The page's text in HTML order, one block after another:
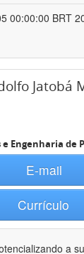
00:00:00 BRT
Jatobá
Engenharia de
E-mail
Currículo
a